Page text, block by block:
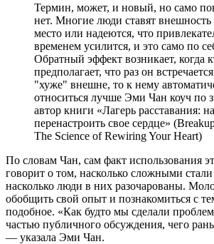
Термин, может, и новый, но само
нет. Многие люди ставят внешность
место или надеются, что
временем усилится, и это само по
Обратный эффект возникает, когда
предполагает, что раз он
"хуже" внешне, то к нему
относиться лучше Эми Чан коуч по
автор книги «Лагерь расставания:
перенастроить свое сердце»
The Science of Rewiring Your Heart)
По словам Чан, сам факт использования
говорит о том, насколько сложными
насколько люди в них разочарованы.
обобщить свой опыт и познакомиться с
подобное. «Как будто мы сделали
частью публичного обсуждения, чего
— указала Эми Чан.